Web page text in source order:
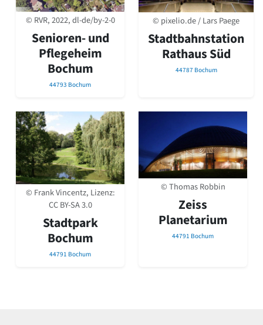
© RVR, 2022, dl-de/by-2-0
Senioren- und
Pflegeheim
Bochum
44793 Bochum
© pixelio.de / Lars Paege
Stadtbahnstation
Rathaus Süd
44787 Bochum
© Frank Vincentz, Lizenz:
CC BY-SA 3.0
Stadtpark
Bochum
44791 Bochum
© Thomas Robbin
Zeiss
Planetarium
44791 Bochum